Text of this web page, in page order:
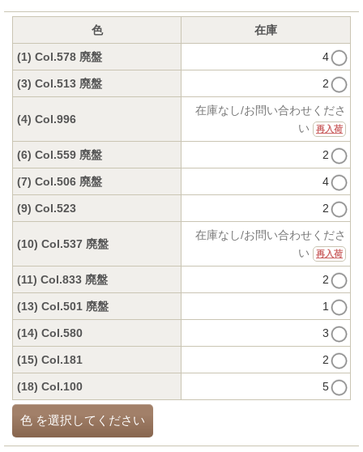
色 在庫
(1) Col.578 廃盤 4
(3) Col.513 廃盤 2
(4) Col.996
在庫なし/お問い合わせくださ
い
再入荷
(6) Col.559 廃盤 2
(7) Col.506 廃盤 4
(9) Col.523 2
(10) Col.537 廃盤
在庫なし/お問い合わせくださ
い
再入荷
(11) Col.833 廃盤 2
(13) Col.501 廃盤 1
(14) Col.580 3
(15) Col.181 2
(18) Col.100 5
色 を選択してください